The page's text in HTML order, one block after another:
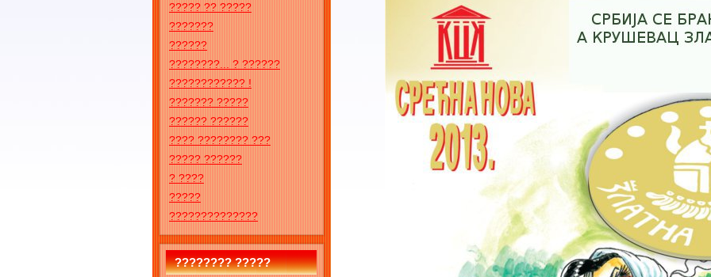
????? ?? ?????
???????
??????
????????... ? ??????
???????????? !
??????? ?????
?????? ??????
???? ???????? ???
????? ??????
? ????
?????
??????????????
???????? ?????